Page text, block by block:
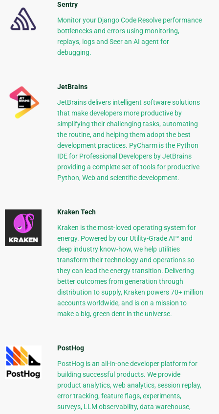
Sentry
Monitor your Django Code Resolve performance
bottlenecks and errors using monitoring,
replays, logs and Seer an AI agent for
debugging.
JetBrains
JetBrains delivers intelligent software solutions
that make developers more productive by
simplifying their challenging tasks, automating
the routine, and helping them adopt the best
development practices. PyCharm is the Python
IDE for Professional Developers by JetBrains
providing a complete set of tools for productive
Python, Web and scientific development.
Kraken Tech
Kraken is the most-loved operating system for
energy. Powered by our Utility-Grade AI™ and
deep industry know-how, we help utilities
transform their technology and operations so
they can lead the energy transition. Delivering
better outcomes from generation through
distribution to supply, Kraken powers 70+ million
accounts worldwide, and is on a mission to
make a big, green dent in the universe.
PostHog
PostHog is an all-in-one developer platform for
building successful products. We provide
product analytics, web analytics, session replay,
error tracking, feature flags, experiments,
surveys, LLM observability, data warehouse,